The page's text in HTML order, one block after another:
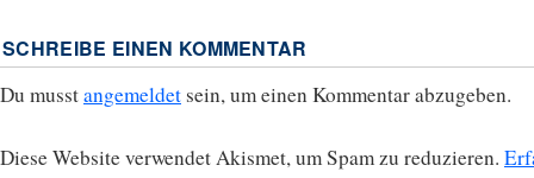
SCHREIBE EINEN KOMMENTAR
Du musstangemeldet sein, um einen Kommentar abzugeben.
Diese Website verwendet Akismet, um Spam zu reduzieren.